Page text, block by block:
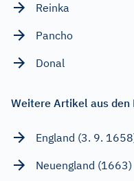
Reinka
Pancho
Donal
Weitere Artikel aus
England (3. 9.
Neuengland (1663)